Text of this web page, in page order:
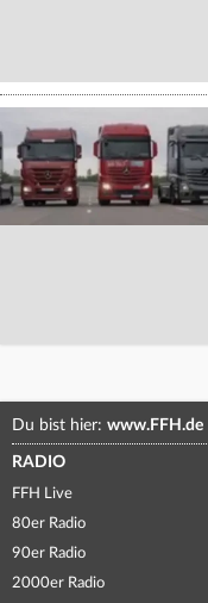
Du bist hier: www.FFH.de
RADIO
FFH Live
80er Radio
90er Radio
2000er Radio